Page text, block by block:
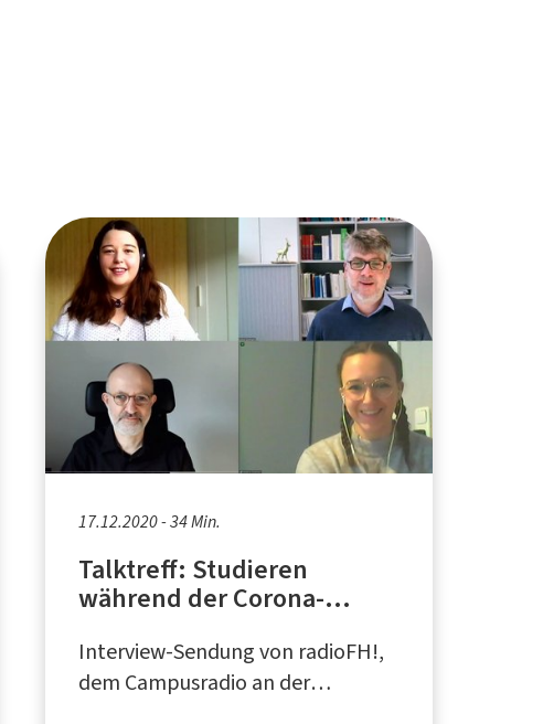
17.12.2020 - 34 Min.
Talktreff: Studieren
während der Corona-
Interview-Sendung von radioFH!,
dem Campusradio an der